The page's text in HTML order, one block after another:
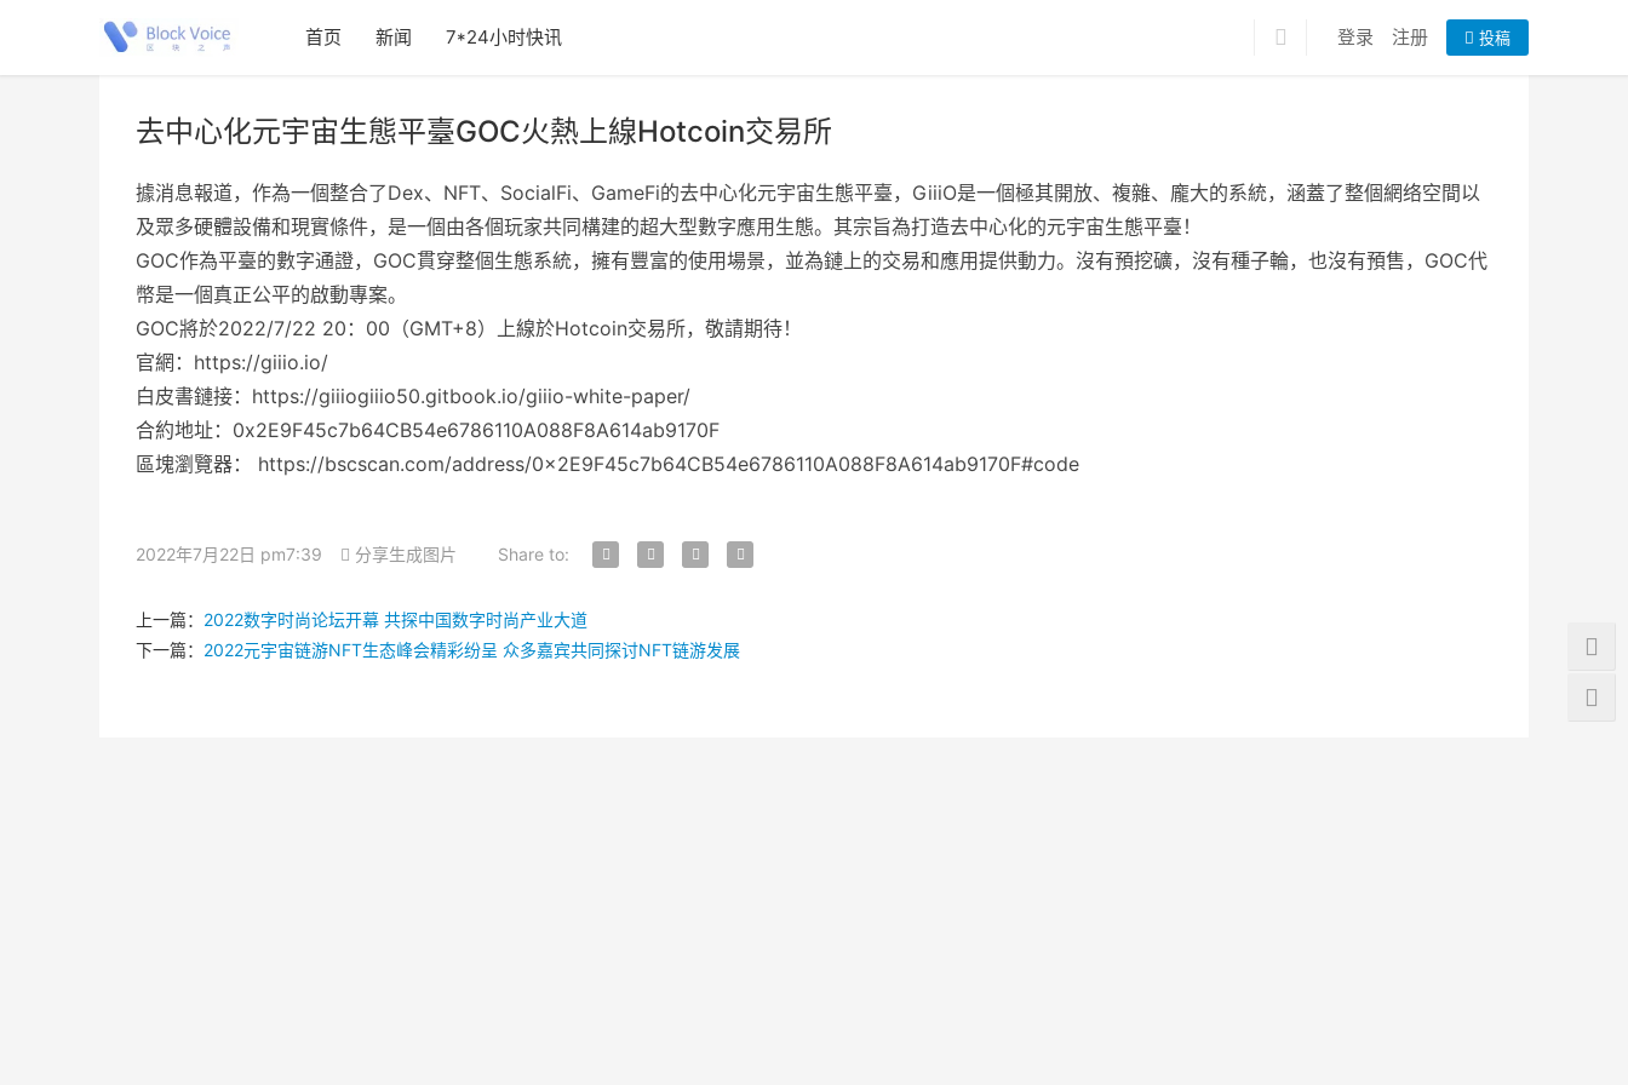
首页 新闻 7*24小时快讯 登录 注册 投稿
去中心化元宇宙生態平臺GOC火熱上線Hotcoin交易所
據消息報道，作為一個整合了Dex、NFT、SocialFi、GameFi的去中心化元宇宙生態平臺，GiiiO是一個極其開放、複雜、龐大的系統，涵蓋了整個網络空間以
及眾多硬體設備和現實條件，是一個由各個玩家共同構建的超大型數字應用生態。其宗旨為打造去中心化的元宇宙生態平臺！
GOC作為平臺的數字通證，GOC貫穿整個生態系統，擁有豐富的使用場景，並為鏈上的交易和應用提供動力。沒有預挖礦，沒有種子輪，也沒有預售，GOC代
幣是一個真正公平的啟動專案。
GOC將於2022/7/22 20：00（GMT+8）上線於Hotcoin交易所，敬請期待！
官網：https://giiio.io/
白皮書鏈接：https://giiiogiiio50.gitbook.io/giiio-white-paper/
合約地址：0x2E9F45c7b64CB54e6786110A088F8A614ab9170F
區塊瀏覽器： https://bscscan.com/address/0x2E9F45c7b64CB54e6786110A088F8A614ab9170F#code
2022年7月22日 pm7:39 分享生成图片 Share to:
上一篇： 2022数字时尚论坛开幕 共探中国数字时尚产业大道
下一篇： 2022元宇宙链游NFT生态峰会精彩纷呈 众多嘉宾共同探讨NFT链游发展